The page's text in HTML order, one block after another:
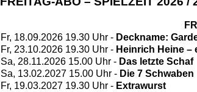
Fr, 18.09.2026 19.30 Uhr - Deckname:
Fr, 23.10.2026 19.30 Uhr - Heinrich Heine –
Sa, 28.11.2026 15.00 Uhr - Das letzte Schaf
Sa, 13.02.2027 15.00 Uhr - Die 7 Schwaben
Fr, 19.03.2027 19.30 Uhr - Extrawurst